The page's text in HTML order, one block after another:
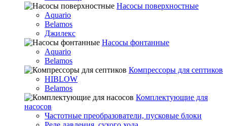
Насосы поверхностные
Aquario
Belamos
Джилекс
Насосы фонтанные
Aquario
Belamos
Компрессоры для септиков
HIBLOW
Belamos
Комплектующие для
насосов
Частотные преобразователи, пусковые блоки